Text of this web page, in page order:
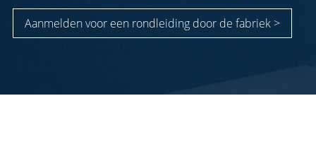
Aanmelden voor een rondleiding door de fabriek >